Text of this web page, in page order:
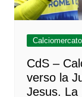
Calciomercato
CdS –
verso la
Jesus. La